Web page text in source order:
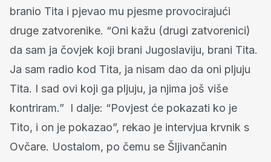
branio Tita i pjevao mu pjesme provocirajući
druge zatvorenike. “Oni kažu (drugi zatvorenici)
da sam ja čovjek koji brani Jugoslaviju, brani Tita.
Ja sam radio kod Tita, ja nisam dao da oni pljuju
Tita. I sad ovi koji ga pljuju, ja njima još više
kontriram.” I dalje: “Povjest će pokazati ko je
Tito, i on je pokazao”, rekao je intervjua krvnik s
Ovčare. Uostalom, po čemu se Šljivančanin